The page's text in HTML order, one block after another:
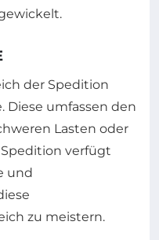
der Spedition
Diese umfassen den
Lasten oder
verfügt
und
zu meistern.